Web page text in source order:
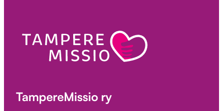
TampereMissio ry